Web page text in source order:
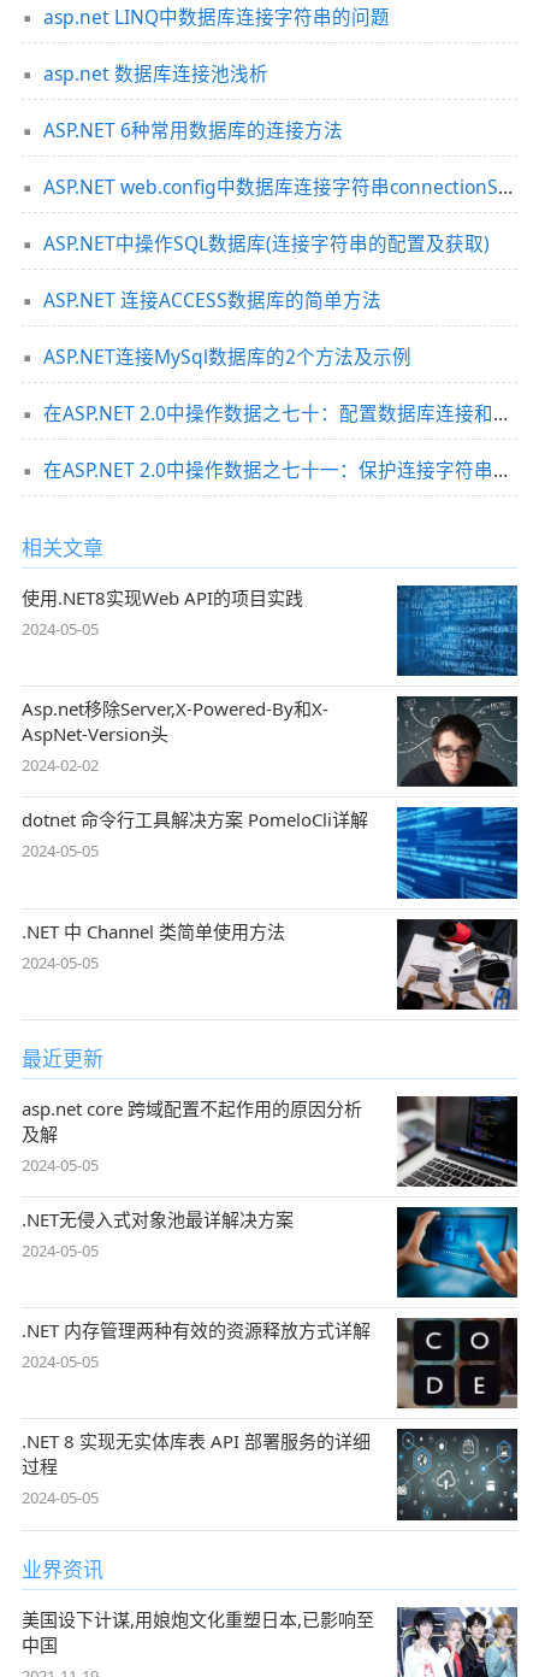
asp.net LINQ中数据库连接字符串的问题
asp.net 数据库连接池浅析
ASP.NET 6种常用数据库的连接方法
ASP.NET web.config中数据库连接字符串connectionStrings节的配置方法
ASP.NET中操作SQL数据库(连接字符串的配置及获取)
ASP.NET 连接ACCESS数据库的简单方法
ASP.NET连接MySql数据库的2个方法及示例
在ASP.NET 2.0中操作数据之七十：配置数据库连接和命令等级设置
在ASP.NET 2.0中操作数据之七十一：保护连接字符串及其它设置信息
相关文章
使用.NET8实现Web API的项目实践
2024-05-05
Asp.net移除Server,X-Powered-By和X-
AspNet-Version头
2024-02-02
dotnet 命令行工具解决方案 PomeloCli详解
2024-05-05
.NET 中 Channel 类简单使用方法
2024-05-05
最近更新
asp.net core 跨域配置不起作用的原因分析
及解
2024-05-05
.NET无侵入式对象池最详解决方案
2024-05-05
.NET 内存管理两种有效的资源释放方式详解
2024-05-05
.NET 8 实现无实体库表 API 部署服务的详细
过程
2024-05-05
业界资讯
美国设下计谋,用娘炮文化重塑日本,已影响至
中国